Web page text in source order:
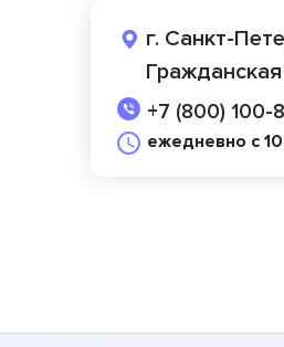
г. Санкт-
+7 (800) 100-
ежедневно с